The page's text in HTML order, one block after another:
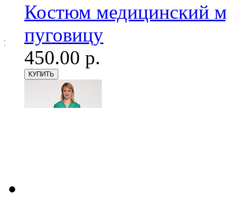
Костюм медицинский
пуговицу
450.00 р.